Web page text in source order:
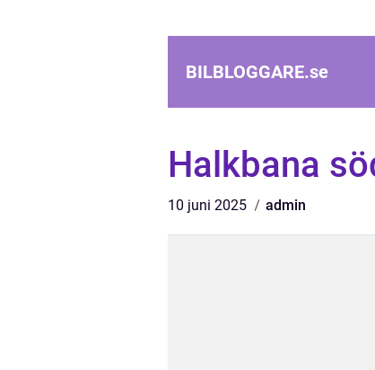
BILBLOGGARE.se
Halkbana
10 juni 2025 admin